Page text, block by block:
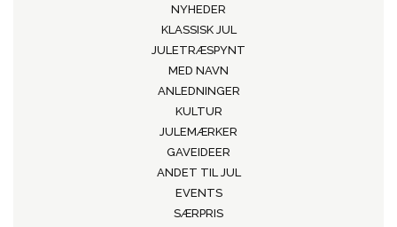
NYHEDER
KLASSISK JUL
JULETRÆSPYNT
MED NAVN
ANLEDNINGER
KULTUR
JULEMÆRKER
GAVEIDEER
ANDET TIL JUL
EVENTS
SÆRPRIS